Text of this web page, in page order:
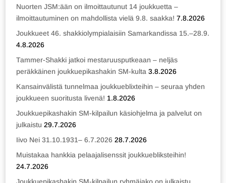
Nuorten JSM:ään on ilmoittautunut 14 joukkuetta –
ilmoittautuminen on mahdollista vielä 9.8. saakka! 7.8.2026
Joukkueet 46. shakkiolympialaisiin Samarkandissa 15.–28.9.
4.8.2026
Tammer-Shakki jatkoi mestaruusputkeaan – neljäs
peräkkäinen joukkuepikashakin SM-kulta 3.8.2026
Kansainvälistä tunnelmaa joukkueblixteihin – seuraa yhden
joukkueen suoritusta livenä! 1.8.2026
Joukkuepikashakin SM-kilpailun käsiohjelma ja palvelut on
julkaistu 29.7.2026
Iivo Nei 31.10.1931– 6.7.2026 28.7.2026
Muistakaa hankkia pelaajalisenssit joukkuebliksteihin!
24.7.2026